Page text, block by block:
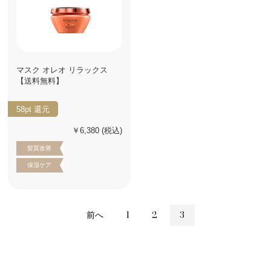
マスク オレオ リラックス
【送料無料】
58pt 還元
￥6,380 (税込)
髪質改善
保湿ケア
前へ 1 2 3